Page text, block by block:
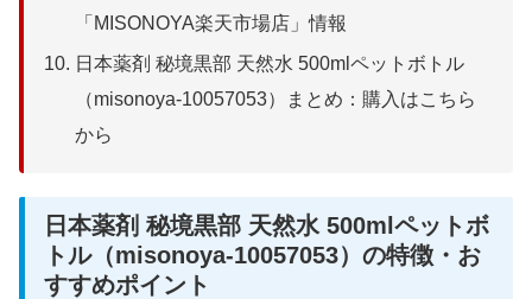
「MISONOYA楽天市場店」情報
日本薬剤 秘境黒部 天然水 500mlペットボトル
（misonoya-10057053）まとめ：購入はこちら
から
日本薬剤 秘境黒部 天然水 500mlペットボ
トル（misonoya-10057053）の特徴・お
すすめポイント